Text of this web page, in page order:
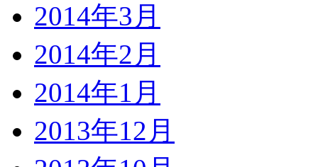
2014年3月
2014年2月
2014年1月
2013年12月